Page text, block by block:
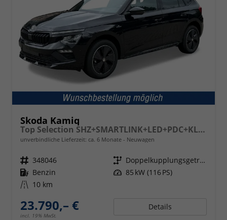
Skoda Kamiq
Top Selection SHZ+SMARTLINK+LED+PDC+KLIMA+16" ALU
unverbindliche Lieferzeit: ca. 6 Monate Neuwagen
Fahrzeugnr. 348046 Getriebe
Doppelkupplungsgetriebe (DSG)
Kraftstoff Benzin Leistung 85 kW (116 PS)
Kilometerstand 10 km
23.790,– €
incl. 19% MwSt.
Details